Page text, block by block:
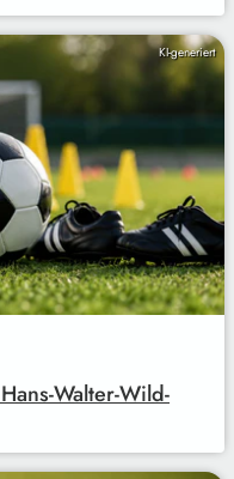
KI-generiert
Walter-Wild-